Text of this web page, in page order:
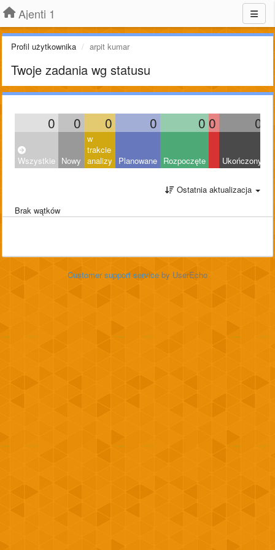
Ajenti 1
Profil użytkownika arpit kumar
Twoje zadania wg statusu
0 0 0 0 0 0 0
Wszystkie Nowy
w
trakcie
analizy
Planowane Rozpoczęte Ukończony
Ostatnia aktualizacja
Brak wątków
Customer support service by UserEcho